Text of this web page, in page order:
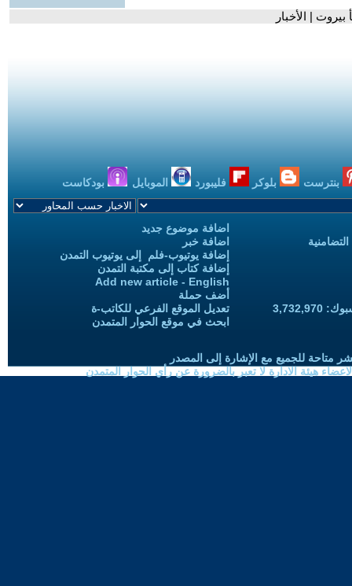
| الأخبار
بنترست بلوكر فليبورد الموبايل بودكاست
اضافة موضوع جديد
اضافة خبر
إضافة يوتيوب-فلم إلى يوتيوب التمدن
إضافة كتاب إلى مكتبة التمدن
Add new article - English
أضف حملة
تعديل الموقع الفرعي للكاتب-ة
ابحث في موقع الحوار المتمدن
متاحة للجميع مع الإشارة إلى المصدر
هيئة الادارة لا تعبر بالضرورة عن رأي الحوار المتمدن